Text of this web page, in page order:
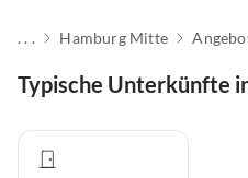
. . . Hamburg Mitte
Typische Unterkünfte